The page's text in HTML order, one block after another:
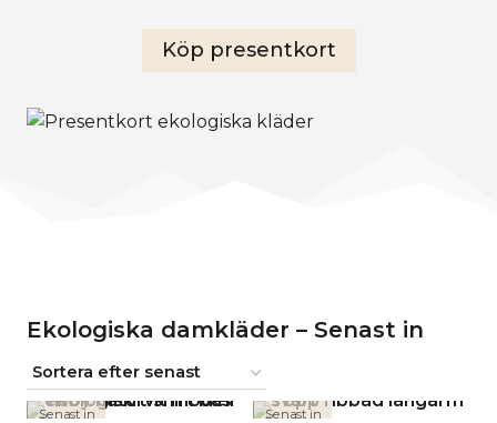
Köp presentkort
Ekologiska damkläder – Senast in
Senast in Senast in